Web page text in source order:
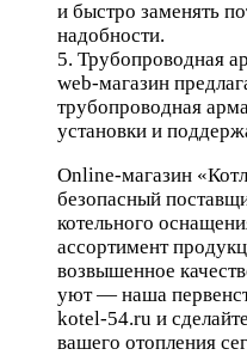
и быстро заменять
надобности.
5. Трубопроводная
web-магазин
трубопроводная
установки и
Online-магазин
безопасный
котельного
ассортимент
возвышенное
уют — наша
kotel-54.ru и
вашего отопления